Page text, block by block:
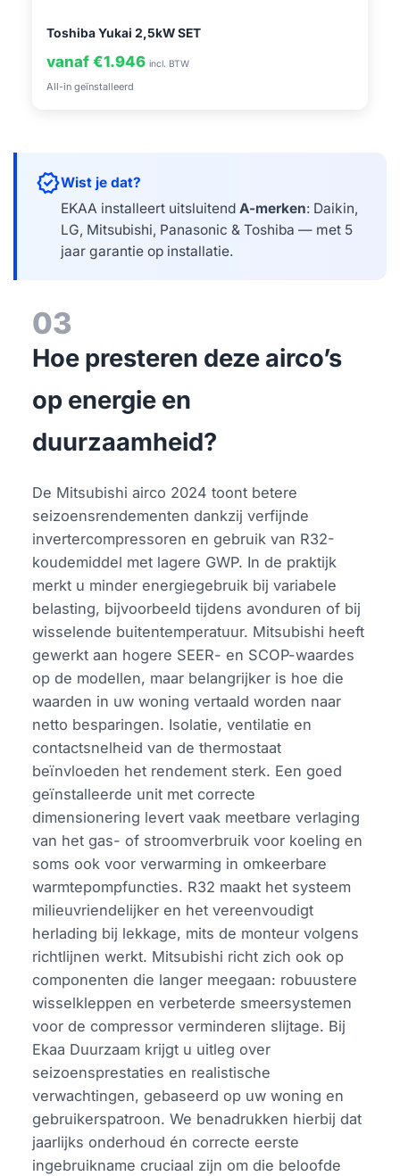
Toshiba Yukai 2,5kW SET
vanaf €1.946 incl. BTW
All-in geïnstalleerd
verifiedWist je dat?
EKAA installeert uitsluitendA-merken: Daikin,
LG, Mitsubishi, Panasonic & Toshiba — met 5
jaar garantie op installatie.
03
Hoe presteren deze airco’s
op energie en
duurzaamheid?
De Mitsubishi airco 2024 toont betere
seizoensrendementen dankzij verfijnde
invertercompressoren en gebruik van R32-
koudemiddel met lagere GWP. In de praktijk
merkt u minder energiegebruik bij variabele
belasting, bijvoorbeeld tijdens avonduren of bij
wisselende buitentemperatuur. Mitsubishi heeft
gewerkt aan hogere SEER- en SCOP-waardes
op de modellen, maar belangrijker is hoe die
waarden in uw woning vertaald worden naar
netto besparingen. Isolatie, ventilatie en
contactsnelheid van de thermostaat
beïnvloeden het rendement sterk. Een goed
geïnstalleerde unit met correcte
dimensionering levert vaak meetbare verlaging
van het gas- of stroomverbruik voor koeling en
soms ook voor verwarming in omkeerbare
warmtepompfuncties. R32 maakt het systeem
milieuvriendelijker en het vereenvoudigt
herlading bij lekkage, mits de monteur volgens
richtlijnen werkt. Mitsubishi richt zich ook op
componenten die langer meegaan: robuustere
wisselkleppen en verbeterde smeersystemen
voor de compressor verminderen slijtage. Bij
Ekaa Duurzaam krijgt u uitleg over
seizoensprestaties en realistische
verwachtingen, gebaseerd op uw woning en
gebruikerspatroon. We benadrukken hierbij dat
jaarlijks onderhoud én correcte eerste
ingebruikname cruciaal zijn om die beloofde